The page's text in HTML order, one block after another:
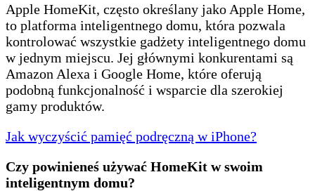
Apple HomeKit, często określany jako Apple Home,
to platforma inteligentnego domu, która pozwala
kontrolować wszystkie gadżety inteligentnego domu
w jednym miejscu. Jej głównymi konkurentami są
Amazon Alexa i Google Home, które oferują
podobną funkcjonalność i wsparcie dla szerokiej
gamy produktów.
Jak wyczyścić pamięć podręczną w iPhone?
Czy powinieneś używać HomeKit w swoim
inteligentnym domu?